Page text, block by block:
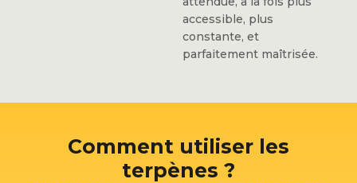
accessible, plus
constante, et
parfaitement maîtrisée.
Comment utiliser les
terpènes ?